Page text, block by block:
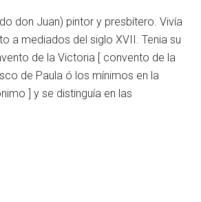
Vigilar
don Juan) pintor y presbítero. Vivía
a mediados del siglo XVII. Tenia su
de la Victoria [ convento de la
de Paula ó los mínimos en la
] y se distinguía en las